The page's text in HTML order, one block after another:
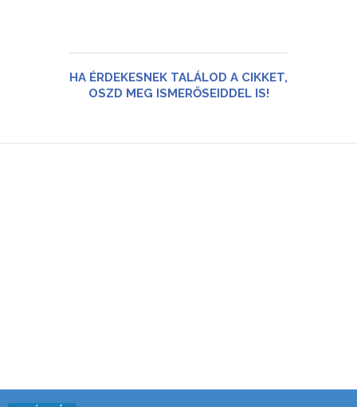
HA ÉRDEKESNEK TALÁLOD A CIKKET,
OSZD MEG ISMERŐSEIDDEL IS!